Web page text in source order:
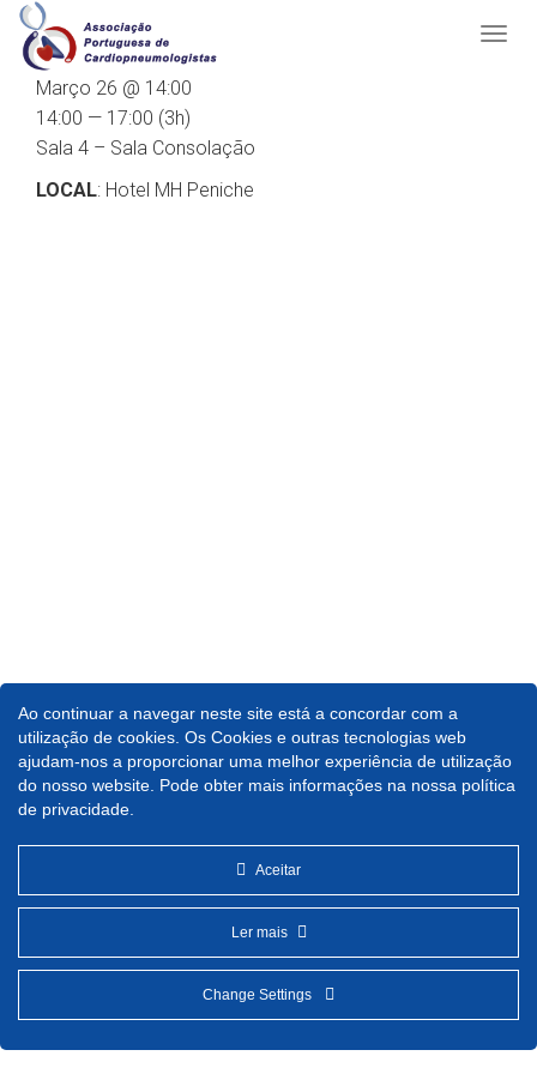
LOCAL: Hotel MH Peniche
Março 26 @ 14:00
14:00 — 17:00 (3h)
Sala 4 – Sala Consolação
Ao continuar a navegar neste site está a concordar com a
utilização de cookies. Os Cookies e outras tecnologias web
ajudam-nos a proporcionar uma melhor experiência de utilização
do nosso website. Pode obter mais informações na nossa política
de privacidade.
Aceitar
Ler mais
Change Settings